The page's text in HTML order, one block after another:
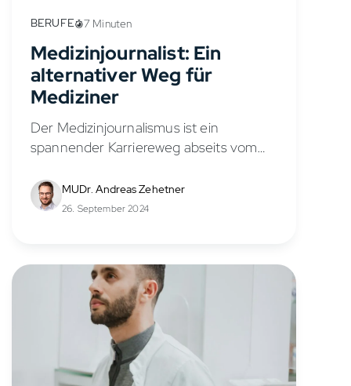
BERUFE 7 Minuten
Medizinjournalist: Ein
alternativer Weg für
Mediziner
Der Medizinjournalismus ist ein
spannender Karriereweg abseits vom
Medizinjournalisten klären ihr Publikum
über gesundheitspolitische
Ob in Redaktionen von Fachmedien,...
MUDr. Andreas Zehetner
26. September 2024